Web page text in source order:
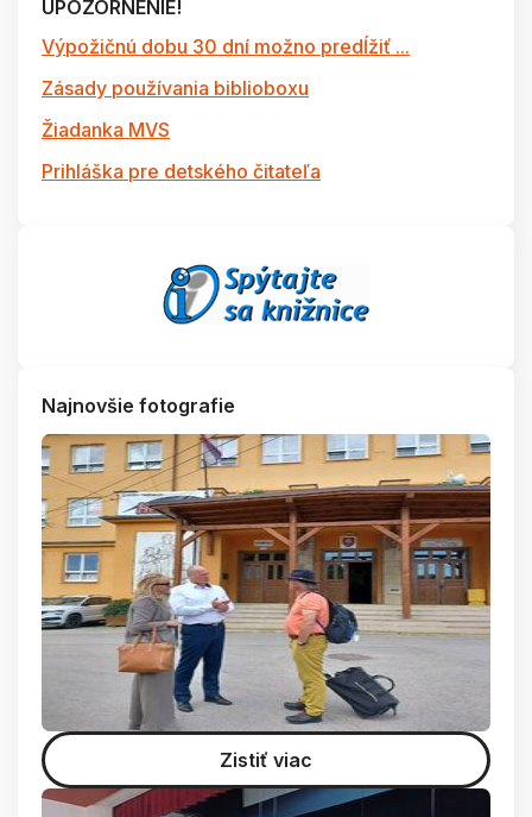
UPOZORNENIE!
Výpožičnú dobu 30 dní možno predĺžiť ...
Zásady používania biblioboxu
Žiadanka MVS
Prihláška pre detského čitateľa
Najnovšie fotografie
Zistiť viac